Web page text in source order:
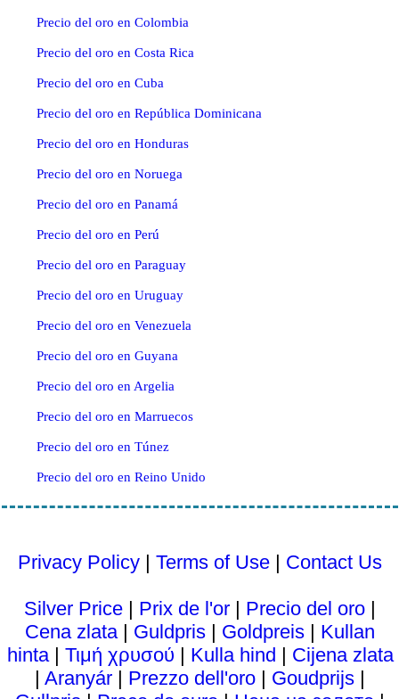
Precio del oro en Colombia
Precio del oro en Costa Rica
Precio del oro en Cuba
Precio del oro en República Dominicana
Precio del oro en Honduras
Precio del oro en Noruega
Precio del oro en Panamá
Precio del oro en Perú
Precio del oro en Paraguay
Precio del oro en Uruguay
Precio del oro en Venezuela
Precio del oro en Guyana
Precio del oro en Argelia
Precio del oro en Marruecos
Precio del oro en Túnez
Precio del oro en Reino Unido
Privacy Policy |Terms of Use | Contact Us
Silver Price | Prix ​​de l'or | Precio del oro |
Cena zlata| Guldpris | Goldpreis | Kullan
hinta| Τιμή χρυσού | Kulla hind | Cijena zlata
|Aranyár | Prezzo dell'oro | Goudprijs |